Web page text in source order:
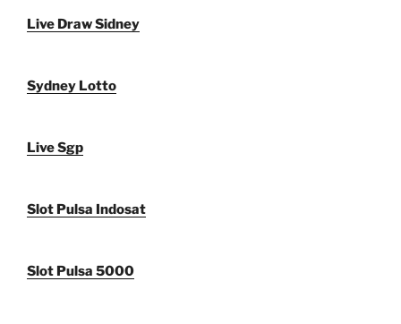
Live Draw Sidney
Sydney Lotto
Live Sgp
Slot Pulsa Indosat
Slot Pulsa 5000